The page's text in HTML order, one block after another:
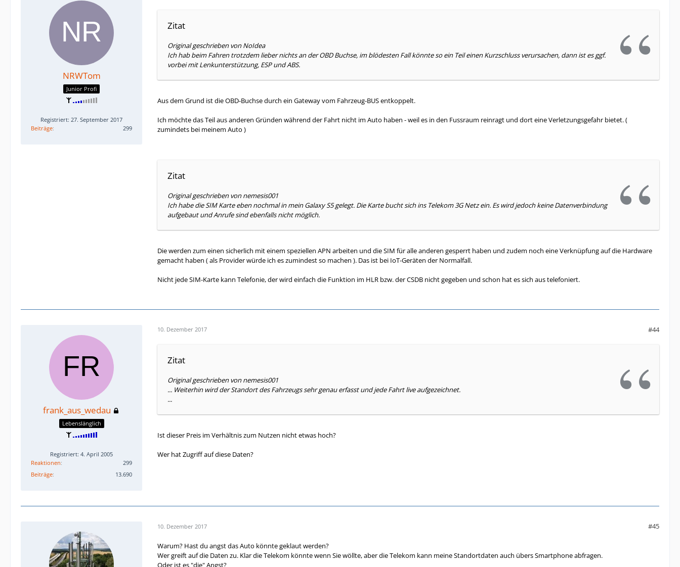
NRWTom
Junior Profi
Registriert: 27. September 2017
Beiträge
299
Zitat
Original geschrieben von NoIdea
Ich hab beim Fahren trotzdem lieber nichts an der OBD Buchse, im blödesten Fall könnte so ein Teil einen Kurzschluss verursachen, dann ist es ggf.
vorbei mit Lenkunterstützung, ESP und ABS.
Aus dem Grund ist die OBD-Buchse durch ein Gateway vom Fahrzeug-BUS entkoppelt.
Ich möchte das Teil aus anderen Gründen während der Fahrt nicht im Auto haben - weil es in den Fussraum reinragt und dort eine Verletzungsgefahr bietet. (
zumindets bei meinem Auto )
Zitat
Original geschrieben von nemesis001
Ich habe die SIM Karte eben nochmal in mein Galaxy S5 gelegt. Die Karte bucht sich ins Telekom 3G Netz ein. Es wird jedoch keine Datenverbindung
aufgebaut und Anrufe sind ebenfalls nicht möglich.
Die werden zum einen sicherlich mit einem speziellen APN arbeiten und die SIM für alle anderen gesperrt haben und zudem noch eine Verknüpfung auf die Hardware
gemacht haben ( als Provider würde ich es zumindest so machen ). Das ist bei IoT-Geräten der Normalfall.
Nicht jede SIM-Karte kann Telefonie, der wird einfach die Funktion im HLR bzw. der CSDB nicht gegeben und schon hat es sich aus telefoniert.
frank_aus_wedau
Lebenslänglich
Registriert: 4. April 2005
Reaktionen
299
Beiträge
13.690
10. Dezember 2017 #44
Zitat
Original geschrieben von nemesis001
... Weiterhin wird der Standort des Fahrzeugs sehr genau erfasst und jede Fahrt live aufgezeichnet.
...
Ist dieser Preis im Verhältnis zum Nutzen nicht etwas hoch?
Wer hat Zugriff auf diese Daten?
10. Dezember 2017 #45
Warum? Hast du angst das Auto könnte geklaut werden?
Wer greift auf die Daten zu. Klar die Telekom könnte wenn Sie wöllte, aber die Telekom kann meine Standortdaten auch übers Smartphone abfragen.
Oder ist es "die" Angst?